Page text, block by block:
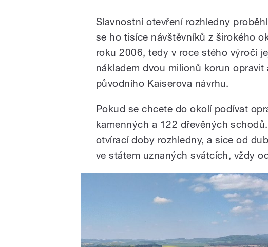
Slavnostní otevření rozhledny
se ho tisíce návštěvníků z širokého
roku 2006, tedy v roce stého výročí
nákladem dvou milionů korun
původního Kaiserova návrhu.
Pokud se chcete do okolí podívat
kamenných a 122 dřevěných
otvírací doby rozhledny, a sice od
ve státem uznaných svátcích, vždy